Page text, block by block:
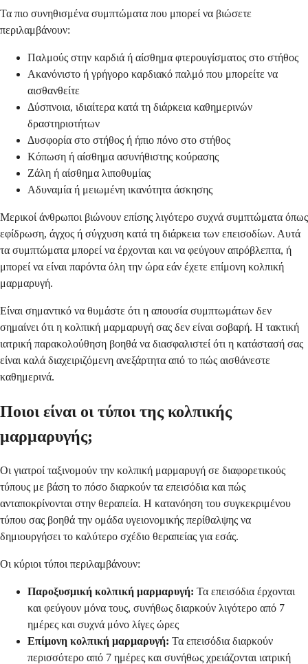
Τα πιο συνηθισμένα συμπτώματα που μπορεί να βιώσετε
περιλαμβάνουν:
Παλμούς στην καρδιά ή αίσθημα φτερουγίσματος στο στήθος
Ακανόνιστο ή γρήγορο καρδιακό παλμό που μπορείτε να
αισθανθείτε
Δύσπνοια, ιδιαίτερα κατά τη διάρκεια καθημερινών
δραστηριοτήτων
Δυσφορία στο στήθος ή ήπιο πόνο στο στήθος
Κόπωση ή αίσθημα ασυνήθιστης κούρασης
Ζάλη ή αίσθημα λιποθυμίας
Αδυναμία ή μειωμένη ικανότητα άσκησης
Μερικοί άνθρωποι βιώνουν επίσης λιγότερο συχνά συμπτώματα όπως
εφίδρωση, άγχος ή σύγχυση κατά τη διάρκεια των επεισοδίων. Αυτά
τα συμπτώματα μπορεί να έρχονται και να φεύγουν απρόβλεπτα, ή
μπορεί να είναι παρόντα όλη την ώρα εάν έχετε επίμονη κολπική
μαρμαρυγή.
Είναι σημαντικό να θυμάστε ότι η απουσία συμπτωμάτων δεν
σημαίνει ότι η κολπική μαρμαρυγή σας δεν είναι σοβαρή. Η τακτική
ιατρική παρακολούθηση βοηθά να διασφαλιστεί ότι η κατάστασή σας
είναι καλά διαχειριζόμενη ανεξάρτητα από το πώς αισθάνεστε
καθημερινά.
Ποιοι είναι οι τύποι της κολπικής
μαρμαρυγής;
Οι γιατροί ταξινομούν την κολπική μαρμαρυγή σε διαφορετικούς
τύπους με βάση το πόσο διαρκούν τα επεισόδια και πώς
ανταποκρίνονται στην θεραπεία. Η κατανόηση του συγκεκριμένου
τύπου σας βοηθά την ομάδα υγειονομικής περίθαλψης να
δημιουργήσει το καλύτερο σχέδιο θεραπείας για εσάς.
Οι κύριοι τύποι περιλαμβάνουν:
Παροξυσμική κολπική μαρμαρυγή: Τα επεισόδια έρχονται
και φεύγουν μόνα τους, συνήθως διαρκούν λιγότερο από 7
ημέρες και συχνά μόνο λίγες ώρες
Επίμονη κολπική μαρμαρυγή: Τα επεισόδια διαρκούν
περισσότερο από 7 ημέρες και συνήθως χρειάζονται ιατρική